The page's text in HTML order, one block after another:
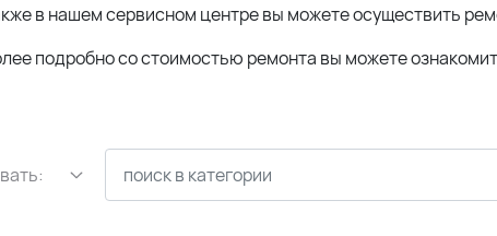
в нашем сервисном центре вы можете осуществить
подробно со стоимостью ремонта вы можете